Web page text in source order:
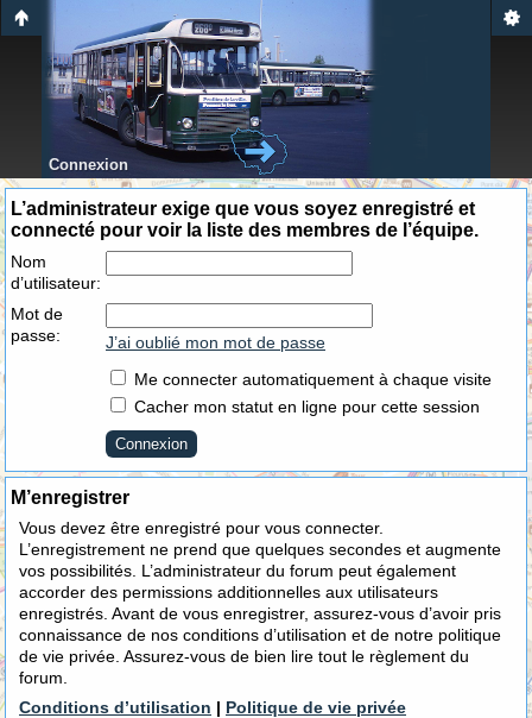
Connexion
L’administrateur exige que vous soyez enregistré et
connecté pour voir la liste des membres de l’équipe.
Nom
d’utilisateur:
Mot de
passe:
J’ai oublié mon mot de passe
Me connecter automatiquement à chaque visite
Cacher mon statut en ligne pour cette session
M’enregistrer
Vous devez être enregistré pour vous connecter.
L’enregistrement ne prend que quelques secondes et augmente
vos possibilités. L’administrateur du forum peut également
accorder des permissions additionnelles aux utilisateurs
enregistrés. Avant de vous enregistrer, assurez-vous d’avoir pris
connaissance de nos conditions d’utilisation et de notre politique
de vie privée. Assurez-vous de bien lire tout le règlement du
forum.
Conditions d’utilisation | Politique de vie privée